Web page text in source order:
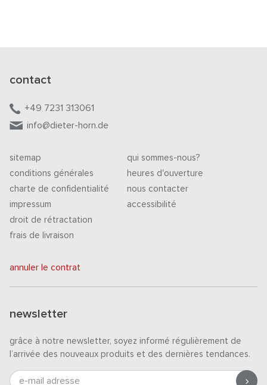
contact
+49 7231 313061
info@dieter-horn.de
sitemap
conditions générales
charte de confidentialité
impressum
droit de rétractation
frais de livraison
qui sommes-nous?
heures d'ouverture
nous contacter
accessibilité
annuler le contrat
newsletter
grâce à notre newsletter, soyez informé régulièrement de
l’arrivée des nouveaux produits et des dernières tendances.
e-mail adresse